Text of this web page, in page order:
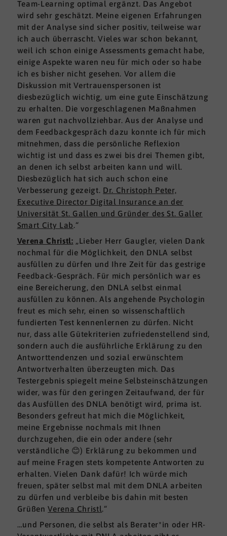
Team-Learning optimal ergänzt. Das Angebot
wird sehr geschätzt. Meine eigenen Erfahrungen
mit der Analyse sind sicher positiv, teilweise war
ich auch überrascht. Vieles war schon bekannt,
weil ich schon einige Assessments gemacht habe,
einige Aspekte waren neu für mich oder so habe
ich es bisher nicht gesehen. Vor allem die
Diskussion mit Vertrauenspersonen ist
diesbezüglich wichtig, um eine gute Einschätzung
zu erhalten. Die vorgeschlagenen Maßnahmen
waren gut nachvollziehbar. Aus der Analyse und
dem Feedbackgespräch dazu konnte ich für mich
mitnehmen, dass die persönliche Reflexion
wichtig ist und dass es zwei bis drei Themen gibt,
an denen ich selbst arbeiten kann und will.
Diesbezüglich hat sich auch schon eine
Verbesserung gezeigt. Dr. Christoph Peter,
Executive Director Digital Insurance an der
Universität St. Gallen und Gründer des St. Galler
Smart City Lab.“
Verena Christl: „Lieber Herr Gaugler, vielen Dank
nochmal für die Möglichkeit, den DNLA selbst
ausfüllen zu dürfen und Ihre Zeit für das gestrige
Feedback-Gespräch. Für mich persönlich war es
eine Bereicherung, den DNLA selbst einmal
ausfüllen zu können. Als angehende Psychologin
freut es mich sehr, einen so wissenschaftlich
fundierten Test kennenlernen zu dürfen. Nicht
nur, dass alle Gütekriterien zufriedenstellend sind,
sondern auch die ausführliche Erklärung zu den
Antworttendenzen und sozial erwünschtem
Antwortverhalten überzeugten mich. Das
Testergebnis spiegelt meine Selbsteinschätzungen
wider, was für den geringen Zeitaufwand, der für
das Ausfüllen des DNLA benötigt wird, prima ist.
Besonders gefreut hat mich die Möglichkeit,
meine Ergebnisse nochmals mit Ihnen
durchzugehen, die ein oder andere (sehr
verständliche 😊) Erklärung zu bekommen und
auf meine Fragen stets kompetente Antworten zu
erhalten. Vielen Dank dafür! Ich würde mich
freuen, später selbst mal mit dem DNLA arbeiten
zu dürfen und verbleibe bis dahin mit besten
GrüßenVerena Christl.“
…und Personen, die selbst als Berater*in oder HR-